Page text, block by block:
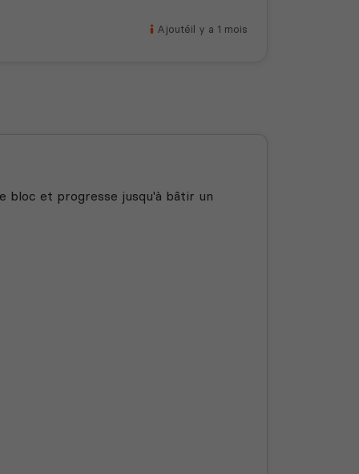
Ajoutéil y a 1 mois
bloc et progresse jusqu'à bâtir un